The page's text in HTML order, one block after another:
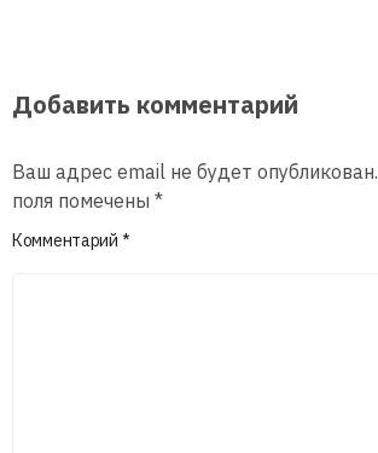
Добавить комментарий
Ваш адрес email не будет опубликован.
поля помечены *
Комментарий *